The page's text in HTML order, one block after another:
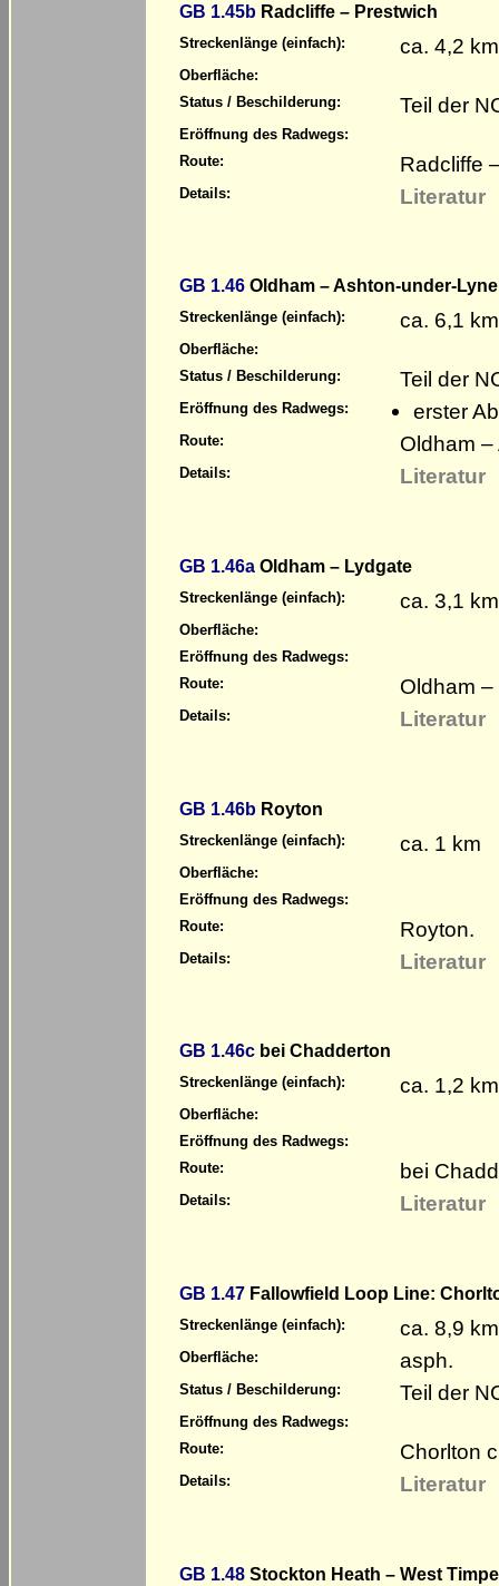
GB 1.45b Radcliffe – Prestwich
Streckenlänge (einfach): ca. 4,2 km
Oberfläche:
Status / Beschilderung:
Teil der
Eröffnung des Radwegs:
Route:
Radcliffe
Details: Literatur
GB 1.46 Oldham – Ashton-under-Lyne
Streckenlänge (einfach): ca. 6,1 km
Oberfläche:
Status / Beschilderung:
Teil der
Eröffnung des Radwegs: erster
Route: Oldham
Details: Literatur
GB 1.46a Oldham – Lydgate
Streckenlänge (einfach): ca. 3,1 km
Oberfläche:
Eröffnung des Radwegs:
Route:
Oldham
Details: Literatur
GB 1.46b Royton
Streckenlänge (einfach): ca. 1 km
Oberfläche:
Eröffnung des Radwegs:
Route:
Royton.
Details: Literatur
GB 1.46c bei Chadderton
Streckenlänge (einfach): ca. 1,2 km
Oberfläche:
Eröffnung des Radwegs:
Route:
bei
Details: Literatur
GB 1.47 Fallowfield Loop Line:
Streckenlänge (einfach): ca. 8,9 km
Oberfläche: asph.
Status / Beschilderung: Teil der
Eröffnung des Radwegs:
Route:
Chorlton
Details: Literatur
GB 1.48 Stockton Heath – West